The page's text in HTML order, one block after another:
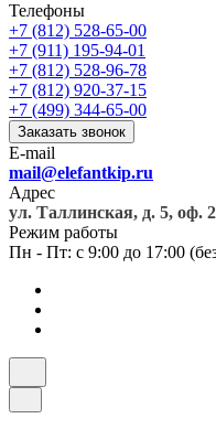
Телефоны
+7 (812) 528-65-00
+7 (911) 195-94-01
+7 (812) 528-96-78
+7 (812) 920-37-15
+7 (499) 344-65-00
Заказать звонок
E-mail
mail@elefantkip.ru
Адрес
ул. Таллинская, д. 5, оф.
Режим работы
Пн - Пт: с 9:00 до 17:00